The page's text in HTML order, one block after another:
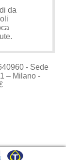
da
- Sede
– Milano -